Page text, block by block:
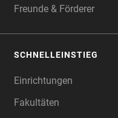
Freunde & Förderer
SCHNELLEINSTIEG
Einrichtungen
Fakultäten